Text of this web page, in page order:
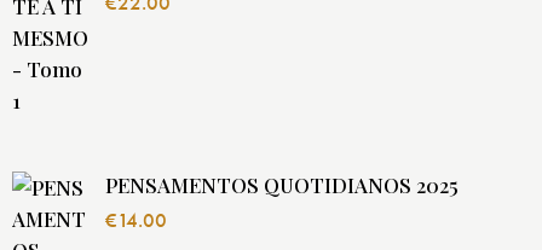
PENSAMENTOS QUOTIDIANOS 2025
€14.00